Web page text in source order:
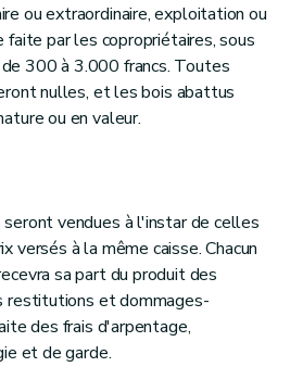
ou extraordinaire, exploitation ou
faite par les copropriétaires, sous
300 à 3.000 francs. Toutes
nulles, et les bois abattus
ou en valeur.
seront vendues à l'instar de celles
versés à la même caisse. Chacun
sa part du produit des
restitutions et dommages-
des frais d'arpentage,
et de garde.